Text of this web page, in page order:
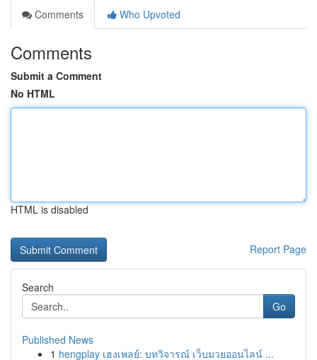
Comments
Who Upvoted
Comments
Submit a Comment
No HTML
HTML is disabled
Report Page
Search
Go
Published News
1 hengplay เฮงเพลย์: บทวิจารณ์ เว็บมวยออนไลน์ ...